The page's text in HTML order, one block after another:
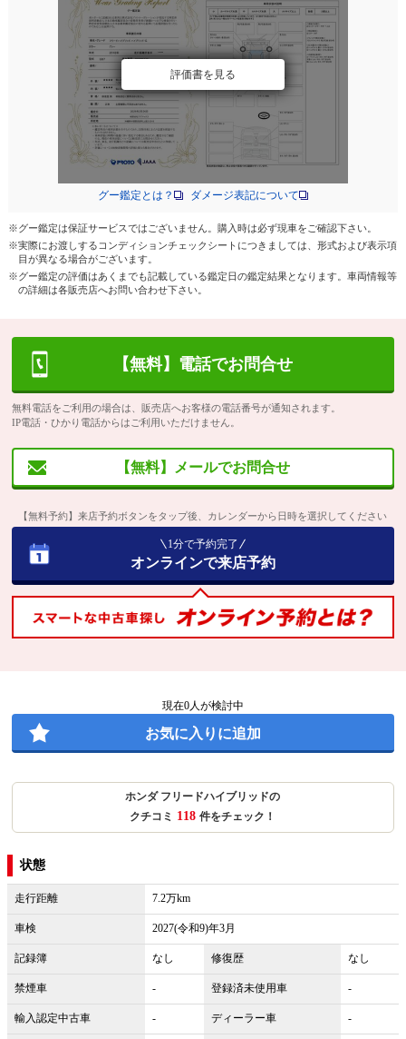
評価書を見る
グー鑑定とは？ ダメージ表記について
※グー鑑定は保証サービスではございません。購入時は必ず現車をご確認下さい。
※実際にお渡しするコンディションチェックシートにつきましては、形式および表示項
目が異なる場合がございます。
※グー鑑定の評価はあくまでも記載している鑑定日の鑑定結果となります。車両情報等
の詳細は各販売店へお問い合わせ下さい。
【無料】電話でお問合せ
無料電話をご利用の場合は、販売店へお客様の電話番号が通知されます。
IP電話・ひかり電話からはご利用いただけません。
【無料】メールでお問合せ
【無料予約】来店予約ボタンをタップ後、カレンダーから日時を選択してください
1分で予約完了
オンラインで来店予約
現在0人が検討中
お気に入りに追加
ホンダ フリードハイブリッドの
クチコミ 118 件をチェック！
状態
走行距離 7.2万km
車検 2027(令和9)年3月
記録簿 なし 修復歴 なし
禁煙車 - 登録済未使用車 -
輸入認定中古車 - ディーラー車 -